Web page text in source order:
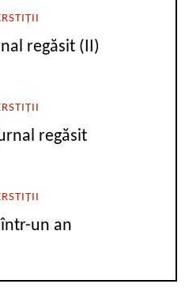
regăsit (II)
regăsit
un an